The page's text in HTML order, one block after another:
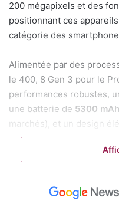
200 mégapixels et des
positionnant ces
catégorie des
Alimentée par des
le 400, 8 Gen 3 pour le
performances robustes,
une batterie de 5300 mAh
marchés), et un design
Le fleuron de cette
moteur d’imagerie
technologies d’IA